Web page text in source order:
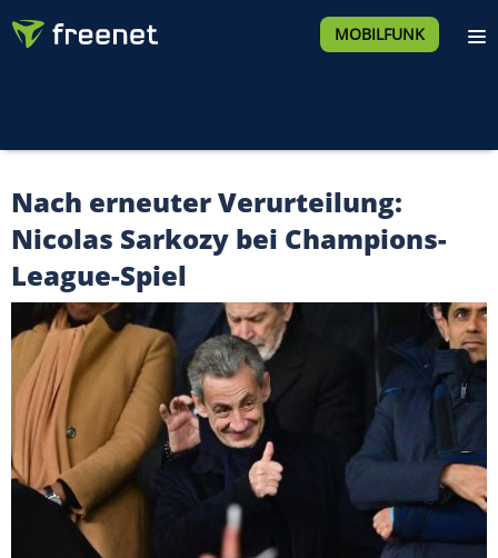
MOBILFUNK
Nach erneuter Verurteilung:
Nicolas Sarkozy bei Champions-
League-Spiel